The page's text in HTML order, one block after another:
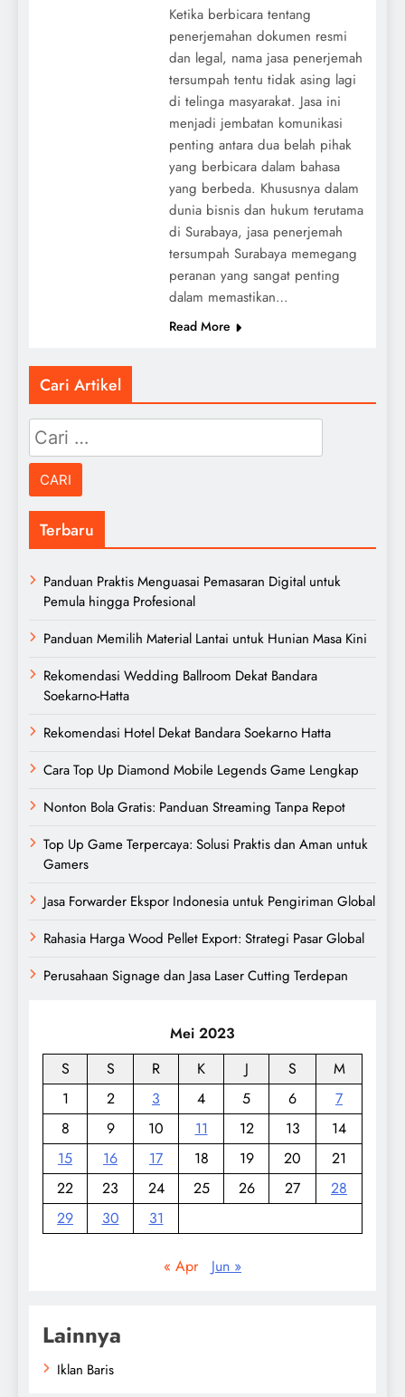
Ketika berbicara tentang
penerjemahan dokumen resmi
dan legal, nama jasa penerjemah
tersumpah tentu tidak asing lagi
di telinga masyarakat. Jasa ini
menjadi jembatan komunikasi
penting antara dua belah pihak
yang berbicara dalam bahasa
yang berbeda. Khususnya dalam
dunia bisnis dan hukum terutama
di Surabaya, jasa penerjemah
tersumpah Surabaya memegang
peranan yang sangat penting
dalam memastikan…
Read More
Cari Artikel
Cari
untuk:
Terbaru
Panduan Praktis Menguasai Pemasaran Digital untuk
Pemula hingga Profesional
Panduan Memilih Material Lantai untuk Hunian Masa Kini
Rekomendasi Wedding Ballroom Dekat Bandara
Soekarno-Hatta
Rekomendasi Hotel Dekat Bandara Soekarno Hatta
Cara Top Up Diamond Mobile Legends Game Lengkap
Nonton Bola Gratis: Panduan Streaming Tanpa Repot
Top Up Game Terpercaya: Solusi Praktis dan Aman untuk
Gamers
Jasa Forwarder Ekspor Indonesia untuk Pengiriman Global
Rahasia Harga Wood Pellet Export: Strategi Pasar Global
Perusahaan Signage dan Jasa Laser Cutting Terdepan
Mei 2023
S
S R K J S
M
1
2 3 4 5 6
7
8
9 10 11 12 13
14
15
16 17 18 19 20
21
22
23 24 25 26 27
28
29
30 31
« Apr Jun »
Lainnya
Iklan Baris